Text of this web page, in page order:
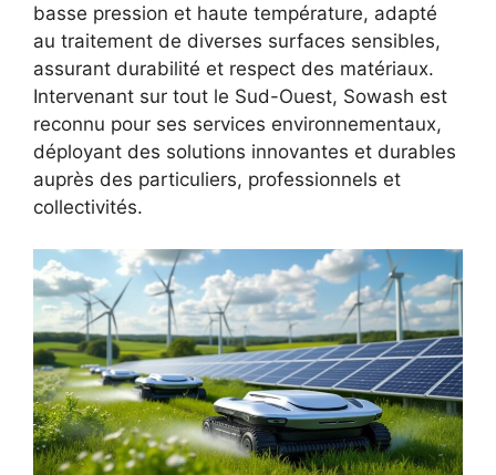
basse pression et haute température, adapté
au traitement de diverses surfaces sensibles,
assurant durabilité et respect des matériaux.
Intervenant sur tout le Sud-Ouest, Sowash est
reconnu pour ses services environnementaux,
déployant des solutions innovantes et durables
auprès des particuliers, professionnels et
collectivités.